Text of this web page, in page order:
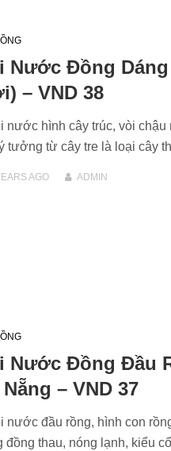
Nước Đồng Dáng
– VND 38
nước hình cây trúc, vòi chậu
tưởng từ cây tre là loại cây
AGO ADMIN
Nước Đồng Đầu
– VND 37
nước đầu rồng, hình con
đồng thau, nóng lạnh, kiểu